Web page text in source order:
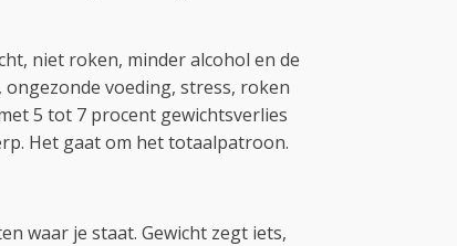
niet roken, minder alcohol en de
voeding, stress, roken
5 tot 7 procent gewichtsverlies
Het gaat om het totaalpatroon.
waar je staat. Gewicht zegt iets,